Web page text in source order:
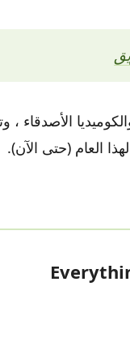
الأصدقاء ،
العام (حتى الآن).